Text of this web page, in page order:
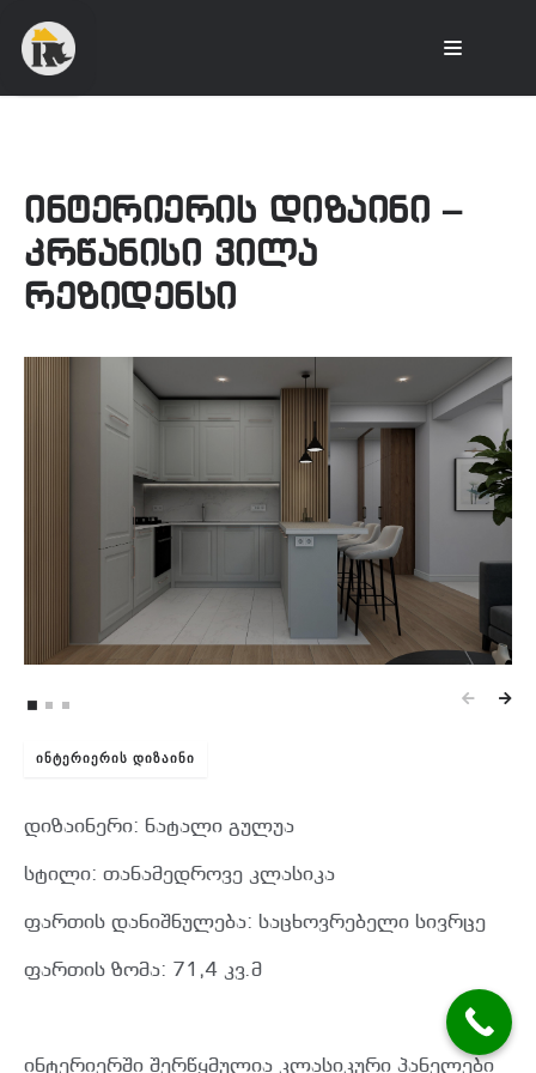
ინტერიერის დიზაინი –
კრწანისი ვილა
რეზიდენსი
ᲘᲜᲢᲔᲠᲘᲔᲠᲘᲡ ᲓᲘᲖᲐᲘᲜᲘ
დიზაინერი: ნატალი გულუა
სტილი: თანამედროვე კლასიკა
ფართის დანიშნულება: საცხოვრებელი სივრცე
ფართის ზომა: 71,4 კვ.მ
ინტერიერში შერწყმულია კლასიკური პანელები